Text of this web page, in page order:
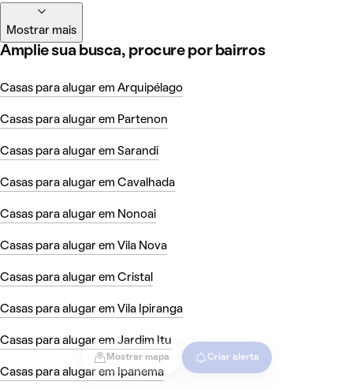
Mostrar mapa Criar alerta
Mostrar mais
Amplie sua busca, procure por bairros
Casas para alugar em Arquipélago
Casas para alugar em Partenon
Casas para alugar em Sarandi
Casas para alugar em Cavalhada
Casas para alugar em Nonoai
Casas para alugar em Vila Nova
Casas para alugar em Cristal
Casas para alugar em Vila Ipiranga
Casas para alugar em Jardim Itu
Casas para alugar em Ipanema